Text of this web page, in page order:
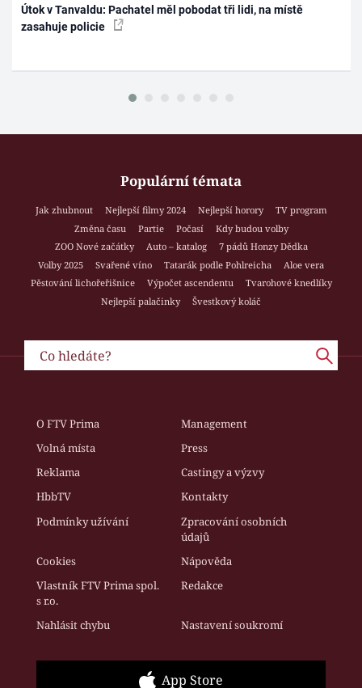
Útok v Tanvaldu: Pachatel měl pobodat tři lidi, na místě
zasahuje policie
Populární témata
Jak zhubnout Nejlepší filmy 2024 Nejlepší horory
TV program
Změna času
Partie Počasí
Kdy budou volby
ZOO Nové začátky
Auto – katalog
7 pádů Honzy Dědka
Volby 2025
Svařené víno Tatarák podle Pohlreicha
Aloe vera
Pěstování lichořeřišnice
Výpočet ascendentu
Tvarohové knedlíky
Nejlepší palačinky
Švestkový koláč
O FTV Prima
Management
Volná místa
Press
Reklama
Castingy a výzvy
HbbTV
Kontakty
Podmínky užívání
Zpracování osobních
údajů
Cookies
Nápověda
Vlastník FTV Prima spol.
s r.o.
Redakce
Nahlásit chybu Nastavení soukromí
App Store